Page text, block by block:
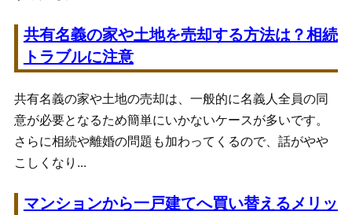
共有名義の家や土地を売却する方法は？相続
トラブルに注意
共有名義の家や土地の売却は、一般的に名義人全員の同
意が必要となるため簡単にいかないケースが多いです。
さらに相続や離婚の問題も加わってくるので、話がやや
こしくなり...
マンションから一戸建てへ買い替えるメリッ